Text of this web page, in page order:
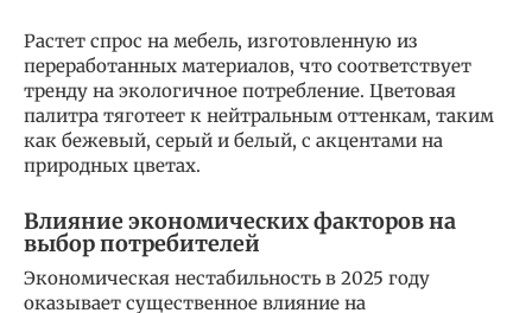
Растет спрос на мебель, изготовленную из
переработанных материалов, что соответствует
тренду на экологичное потребление. Цветовая
палитра тяготеет к нейтральным оттенкам, таким
как бежевый, серый и белый, с акцентами на
природных цветах.
Влияние экономических факторов на
выбор потребителей
Экономическая нестабильность в 2025 году
оказывает существенное влияние на